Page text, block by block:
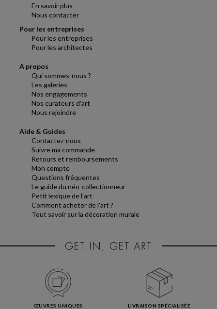
En savoir plus
Nous contacter
Pour les entreprises
Pour les entreprises
Pour les architectes
A propos
Qui sommes-nous ?
Les galeries
Nos engagements
Nos curateurs d'art
Nous rejoindre
Aide & Guides
Contactez-nous
Suivre ma commande
Retours et remboursements
Mon compte
Questions fréquentes
Le guide du néo-collectionneur
Petit lexique de l'art
Comment acheter de l'art ?
Tout savoir sur la décoration murale
ŒUVRES UNIQUES
LIVRAISON SPÉCIALISÉE